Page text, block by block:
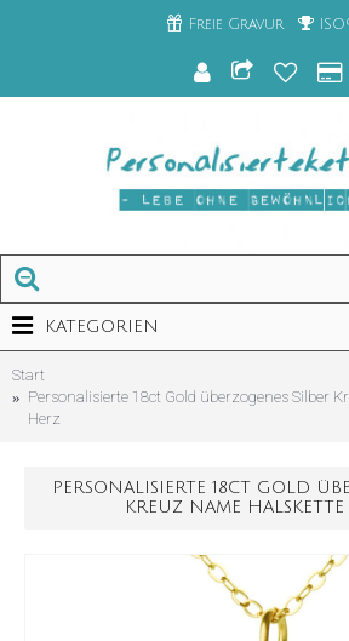
Freie Gravur
KATEGORIEN
Start
Personalisierte 18ct Gold überzogenes Silber
Herz
PERSONALISIERTE 18CT GOLD
KREUZ NAME